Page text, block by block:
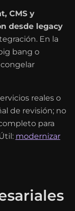
CMS y
desde legacy
En la
bang o
reales o
de revisión; no
para
modernizar